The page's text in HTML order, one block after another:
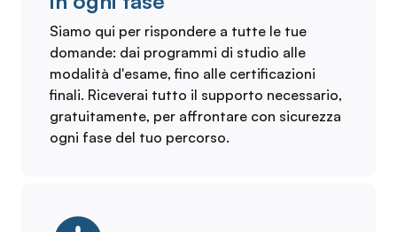
Siamo qui per rispondere a tutte le tue
domande: dai programmi di studio alle
modalità d'esame, fino alle certificazioni
finali. Riceverai tutto il supporto necessario,
gratuitamente, per affrontare con sicurezza
ogni fase del tuo percorso.